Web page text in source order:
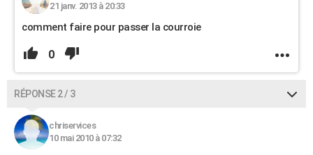
21 janv. 2013 à 20:33
comment faire pour passer la courroie
0
RÉPONSE 2 / 3
chriservices
10 mai 2010 à 07:32